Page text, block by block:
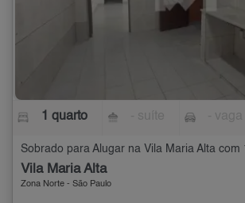
1 quarto
Sobrado para Alugar na Vila Maria Alta com
Vila Maria Alta
Zona Norte - São Paulo